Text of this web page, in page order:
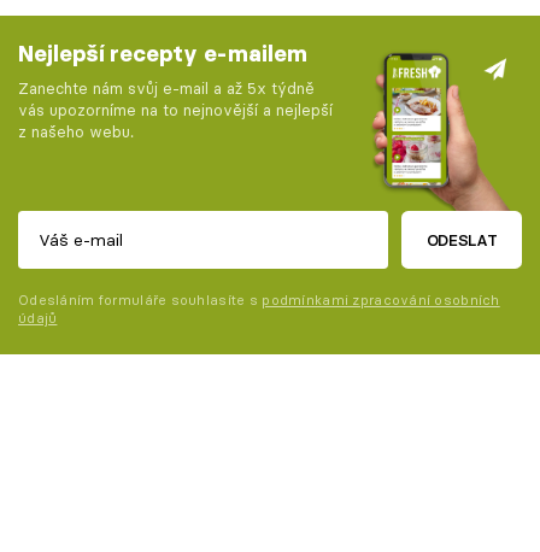
Nejlepší recepty e-mailem
Zanechte nám svůj e-mail a až 5x týdně
vás upozorníme na to nejnovější a nejlepší
z našeho webu.
ODESLAT
Odesláním formuláře souhlasíte s podmínkami zpracování osobních
údajů